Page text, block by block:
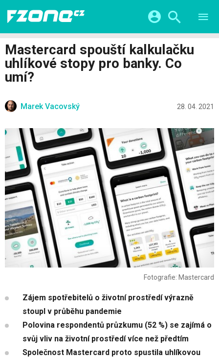
VIDEA
SERIÁLY
CHYTRÁ MĚSTA
ŽIVOT BUDOUCNOSTI
HRY A ZÁBAVA
Facebook Google
Mastercard spouští kalkulačku
uhlíkové stopy pro banky. Co
umí?
Marek Vacovský 28. 04. 2021
Fotografie: Mastercard
Zájem spotřebitelů o životní prostředí výrazně
stoupl v průběhu pandemie
Polovina respondentů průzkumu (52 %) se zajímá o
svůj vliv na životní prostředí více než předtím
Společnost Mastercard proto spustila uhlíkovou